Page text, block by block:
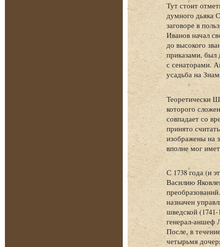
Тут стоит
думного дьяка
заговоре в
Иванов начал
до высокого
приказами, был
с сенаторами.
усадьба на
Теоретически
которого
совпадает со
принято
изображены на
вполне мог
С 1738 года (и
Василию
назначен
шведской
генерал-аншеф
После, в
четырьмя